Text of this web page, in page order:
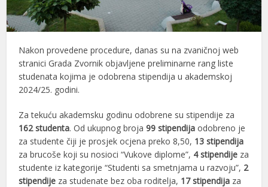
Nakon provedene procedure, danas su na zvaničnoj web
stranici Grada Zvornik objavljene preliminarne rang liste
studenata kojima je odobrena stipendija u akademskoj
2024/25. godini.
Za tekuću akademsku godinu odobrene su stipendije za
162 studenta. Od ukupnog broja99 stipendija odobreno je
za studente čiji je prosjek ocjena preko 8,50, 13 stipendija
za brucoše koji su nosioci “Vukove diplome”, 4 stipendije za
studente iz kategorije “Studenti sa smetnjama u razvoju”, 2
stipendije za studenate bez oba roditelja, 17 stipendija za